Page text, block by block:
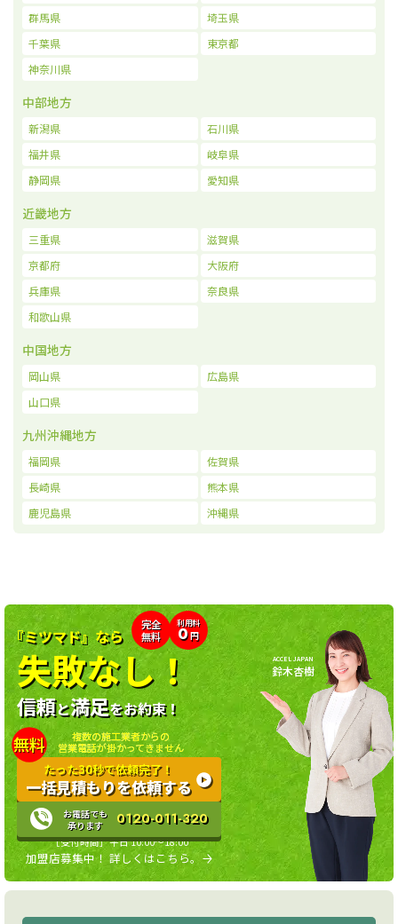
群馬県
埼玉県
千葉県
東京都
神奈川県
中部地方
新潟県
石川県
福井県
岐阜県
静岡県
愛知県
近畿地方
三重県
滋賀県
京都府
大阪府
兵庫県
奈良県
和歌山県
中国地方
岡山県
広島県
山口県
九州沖縄地方
福岡県
佐賀県
長崎県
熊本県
鹿児島県
沖縄県
完全
無料
利用料
0円
『ミツマド』なら
失敗なし！
信頼と満足をお約束！
無料
複数の施工業者からの
営業電話が掛かってきません
たった30秒で依頼完了！
一括見積もりを依頼する
お電話でも
承ります
0120-011-320
［受付時間］平日 10:00〜18:00
加盟店募集中！ 詳しくはこちら。
ACCEL JAPAN
鈴木杏樹